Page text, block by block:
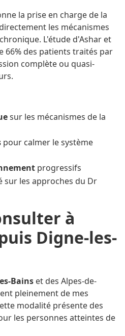
la prise en charge de la
les mécanismes
L'étude d'Ashar et
66% des patients traités par
complète ou quasi-
sur les mécanismes de la
pour calmer le système
progressifs
sur les approches du Dr
à
Digne-les-
Bains et des Alpes-de-
pleinement de mes
modalité présente des
les personnes atteintes de